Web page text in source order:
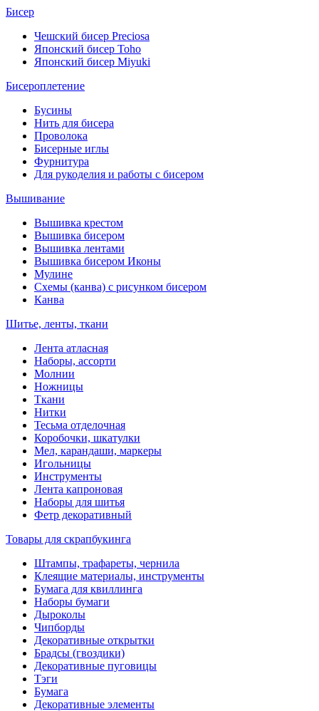
Бисер
Чешский бисер Preciosa
Японский бисер Toho
Японский бисер Miyuki
Бисероплетение
Бусины
Нить для бисера
Проволока
Бисерные иглы
Фурнитура
Для рукоделия и работы с бисером
Вышивание
Вышивка крестом
Вышивка бисером
Вышивка лентами
Вышивка бисером Иконы
Мулине
Схемы (канва) с рисунком бисером
Канва
Шитье, ленты, ткани
Лента атласная
Наборы, ассорти
Молнии
Ножницы
Ткани
Нитки
Тесьма отделочная
Коробочки, шкатулки
Мел, карандаши, маркеры
Игольницы
Инструменты
Лента капроновая
Наборы для шитья
Фетр декоративный
Товары для скрапбукинга
Штампы, трафареты, чернила
Клеящие материалы, инструменты
Бумага для квиллинга
Наборы бумаги
Дыроколы
Чипборды
Декоративные открытки
Брадсы (гвоздики)
Декоративные пуговицы
Тэги
Бумага
Декоративные элементы